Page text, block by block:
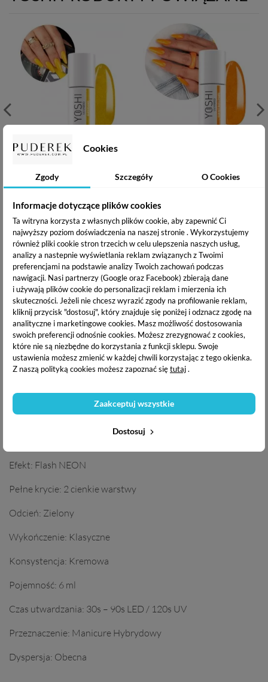
Cookies
Zgody Szczegóły O Cookies
Informacje dotyczące plików cookies
Ta witryna korzysta z własnych plików cookie, aby zapewnić Ci
najwyższy poziom doświadczenia na naszej stronie . Wykorzystujemy
również pliki cookie stron trzecich w celu ulepszenia naszych usług,
analizy a nastepnie wyświetlania reklam związanych z Twoimi
preferencjami na podstawie analizy Twoich zachowań podczas
nawigacji. Nasi partnerzy (Google oraz Facebook) zbierają dane
i używają plików cookie do personalizacji reklam i mierzenia ich
skuteczności. Jeżeli nie chcesz wyrazić zgody na profilowanie reklam,
kliknij przycisk "dostosuj", który znajduje się poniżej i odznacz zgodę na
analityczne i marketingowe cookies. Masz możliwość dostosowania
swoich preferencji odnośnie cookies. Możesz zrezygnować z cookies,
które nie są niezbędne do korzystania z funkcji sklepu. Swoje
ustawienia możesz zmienić w każdej chwili korzystając z tego okienka.
Z naszą polityką cookies możesz zapoznać siętutaj.
Dostosuj
Zaakceptuj wszystkie
Yoshi Retro Wave Lakier
hybrydowy z efektem flash
19,49 zł
6ml
DOSTAWA I PŁATNOŚĆ
Zabierzemy was w podróż w czasie do magicznych lat 80.,
gdzie neonowe rozbłyski tańczyły w świetle dyskotekowej
kuli. Każdy kolor tej kolekcji jest jak fragment zapomnianej
płyty winylowej, który powraca do życia w pełnej krasie. A
dzięki efektowi FLASH wasze paznokcie odbiją refleksy
dyskotekowych świateł na zatłoczonym parkiecie!
Technicolor
Efekt: Flash NEON
Pełne krycie: 2 cienkie warstwy
Odcień: Zielony
Wykończenie: Klasyczne
Konsystencja: Kremowa
Pojemność: 6 ml
Czas utwardzania: 30s – 90s LED / 120s UV
Przeznaczenie: Manicure Hybrydowy
Dyspersja: Obecna